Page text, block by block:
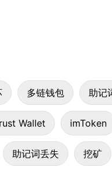
多链钱包 助记
Wallet imToken
助记词丢失 挖矿